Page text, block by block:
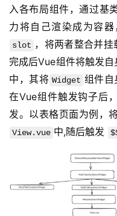
入各布局组件，通过基
力将自己渲染成为容
slot ，将两者整合并
完成后Vue组件将触发
中，其将 Widget 组件自
在Vue组件触发钩子后
发。以表格页面为例，
View.vue 中,随后触发